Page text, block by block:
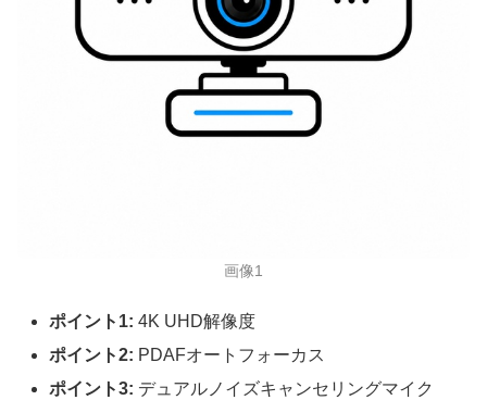
画像1
ポイント1: 4K UHD解像度
ポイント2: PDAFオートフォーカス
ポイント3: デュアルノイズキャンセリングマイク